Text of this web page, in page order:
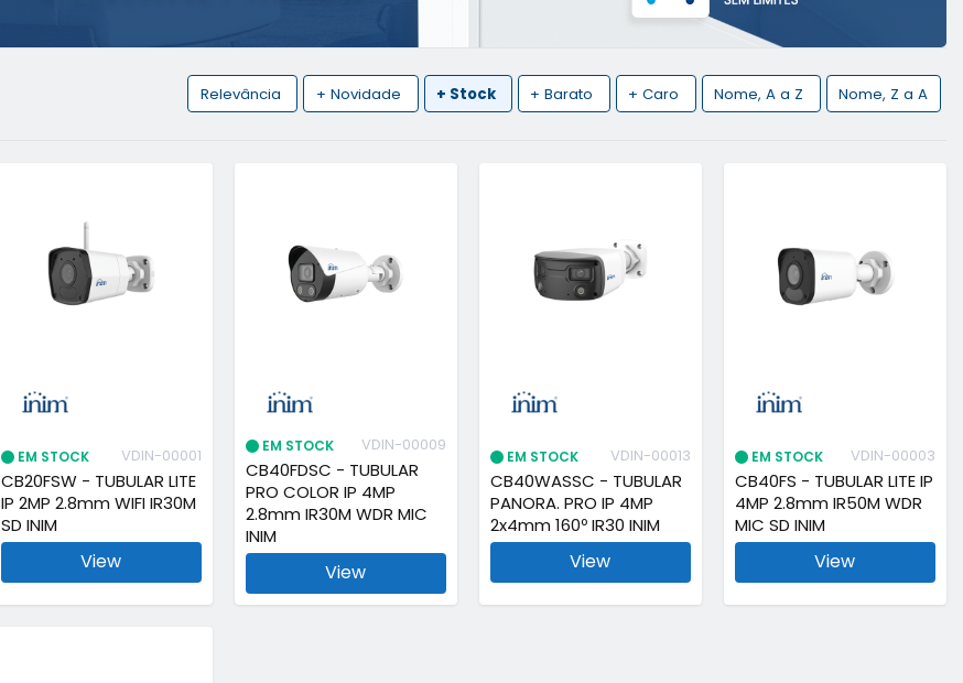
Relevância + Novidade + Stock + Barato + Caro Nome, A a Z Nome, Z a A
EM STOCK VDIN-00001
CB20FSW - TUBULAR LITE
IP 2MP 2.8mm WIFI IR30M
SD INIM
View
EM STOCK VDIN-00009
CB40FDSC - TUBULAR
PRO COLOR IP 4MP
2.8mm IR30M WDR MIC
INIM
View
EM STOCK VDIN-00013
CB40WASSC - TUBULAR
PANORA. PRO IP 4MP
2x4mm 160º IR30 INIM
View
EM STOCK VDIN-00003
CB40FS - TUBULAR LITE IP
4MP 2.8mm IR50M WDR
MIC SD INIM
View